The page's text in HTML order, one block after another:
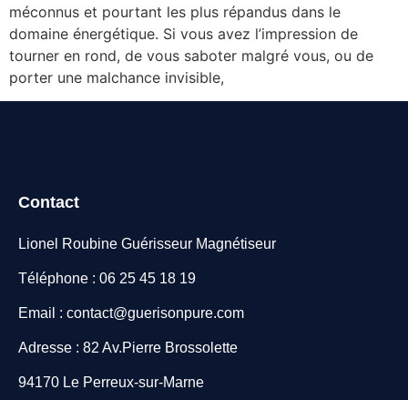
méconnus et pourtant les plus répandus dans le
domaine énergétique. Si vous avez l’impression de
tourner en rond, de vous saboter malgré vous, ou de
porter une malchance invisible,
Contact
Lionel Roubine Guérisseur Magnétiseur
Téléphone : 06 25 45 18 19
Email : contact@guerisonpure.com
Adresse : 82 Av.Pierre Brossolette
94170 Le Perreux-sur-Marne